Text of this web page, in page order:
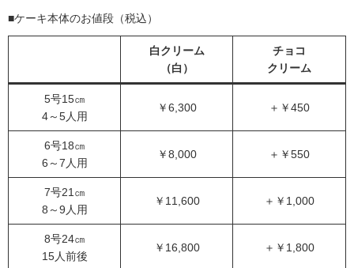
■ケーキ本体のお値段（税込）
白クリーム
（白）
チョコ
クリーム
5号15㎝
4～5人用
￥6,300 ＋￥450
6号18㎝
6～7人用
￥8,000 ＋￥550
7号21㎝
8～9人用
￥11,600 ＋￥1,000
8号24㎝
15人前後
￥16,800 ＋￥1,800